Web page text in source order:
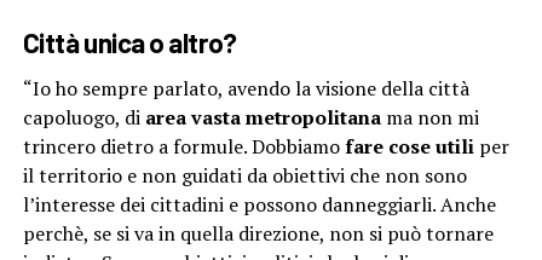
Città unica o altro?
“Io ho sempre parlato, avendo la visione della città
capoluogo, di area vasta metropolitanama non mi
trincero dietro a formule. Dobbiamofare cose utiliper
il territorio e non guidati da obiettivi che non sono
l’interesse dei cittadini e possono danneggiarli. Anche
perchè, se si va in quella direzione, non si può tornare